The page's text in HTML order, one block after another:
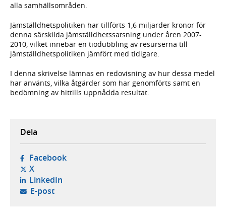
alla samhällsområden.
Jämställdhetspolitiken har tillförts 1,6 miljarder kronor för
denna särskilda jämställdhetssatsning under åren 2007-
2010, vilket innebär en tiodubbling av resurserna till
jämställdhetspolitiken jämfört med tidigare.
I denna skrivelse lämnas en redovisning av hur dessa medel
har använts, vilka åtgärder som har genomförts samt en
bedömning av hittills uppnådda resultat.
Dela
Facebook- öppnas i ny flik, extern webbplats,
X- öppnas i ny flik, extern webbplats,
LinkedIn- öppnas i ny flik, extern webbplats,
E-post- öppnar din e-postklient,